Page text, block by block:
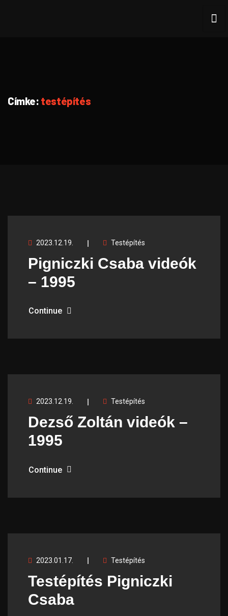
Címke: testépítés
2023.12.19. Testépítés
Pigniczki Csaba videók
– 1995
Continue
2023.12.19. Testépítés
Dezső Zoltán videók –
1995
Continue
2023.01.17. Testépítés
Testépítés Pigniczki
Csaba